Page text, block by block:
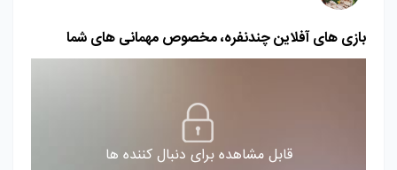
بازی های آفلاین چندنفره، مخصوص مهمانی های شما
قابل مشاهده برای دنبال کننده ها